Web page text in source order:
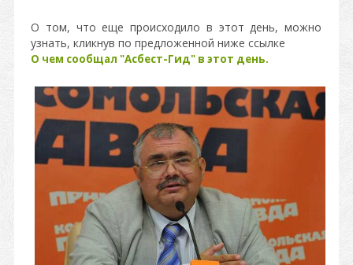
О том, что еще происходило в этот день, можно
узнать, кликнув по предложенной ниже ссылке
О чем сообщал "Асбест-Гид" в этот день.